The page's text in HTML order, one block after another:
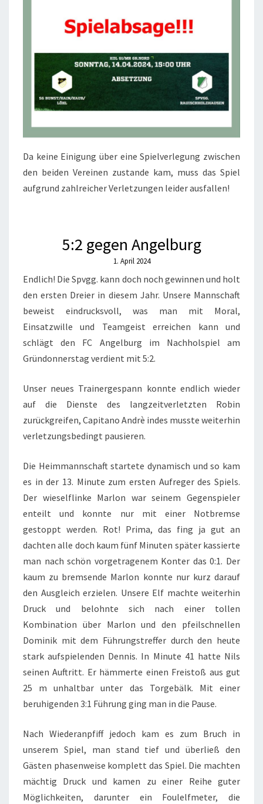
Da keine Einigung über eine Spielverlegung zwischen
den beiden Vereinen zustande kam, muss das Spiel
aufgrund zahlreicher Verletzungen leider ausfallen!
5:2 gegen Angelburg
1. April 2024
Endlich! Die Spvgg. kann doch noch gewinnen und holt
den ersten Dreier in diesem Jahr. Unsere Mannschaft
beweist eindrucksvoll, was man mit Moral,
Einsatzwille und Teamgeist erreichen kann und
schlägt den FC Angelburg im Nachholspiel am
Gründonnerstag verdient mit 5:2.
Unser neues Trainergespann konnte endlich wieder
auf die Dienste des langzeitverletzten Robin
zurückgreifen, Capitano Andrè indes musste weiterhin
verletzungsbedingt pausieren.
Die Heimmannschaft startete dynamisch und so kam
es in der 13. Minute zum ersten Aufreger des Spiels.
Der wieselflinke Marlon war seinem Gegenspieler
enteilt und konnte nur mit einer Notbremse
gestoppt werden. Rot! Prima, das fing ja gut an
dachten alle doch kaum fünf Minuten später kassierte
man nach schön vorgetragenem Konter das 0:1. Der
kaum zu bremsende Marlon konnte nur kurz darauf
den Ausgleich erzielen. Unsere Elf machte weiterhin
Druck und belohnte sich nach einer tollen
Kombination über Marlon und den pfeilschnellen
Dominik mit dem Führungstreffer durch den heute
stark aufspielenden Dennis. In Minute 41 hatte Nils
seinen Auftritt. Er hämmerte einen Freistoß aus gut
25 m unhaltbar unter das Torgebälk. Mit einer
beruhigenden 3:1 Führung ging man in die Pause.
Nach Wiederanpfiff jedoch kam es zum Bruch in
unserem Spiel, man stand tief und überließ den
Gästen phasenweise komplett das Spiel. Die machten
mächtig Druck und kamen zu einer Reihe guter
Möglichkeiten, darunter ein Foulelfmeter, die